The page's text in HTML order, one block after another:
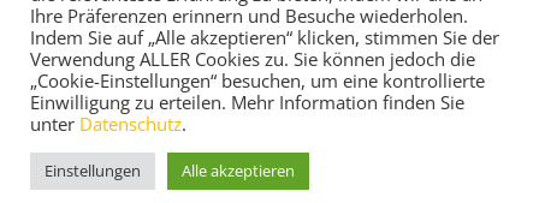
Kontakt
© 2022-2026 mediamixx - Alle Rechte
Ihre Präferenzen erinnern und Besuche wiederholen.
Indem Sie auf „Alle akzeptieren“ klicken, stimmen Sie der
Verwendung ALLER Cookies zu. Sie können jedoch die
„Cookie-Einstellungen“ besuchen, um eine kontrollierte
Einwilligung zu erteilen. Mehr Information finden Sie
unter Datenschutz.
Einstellungen Alle akzeptieren